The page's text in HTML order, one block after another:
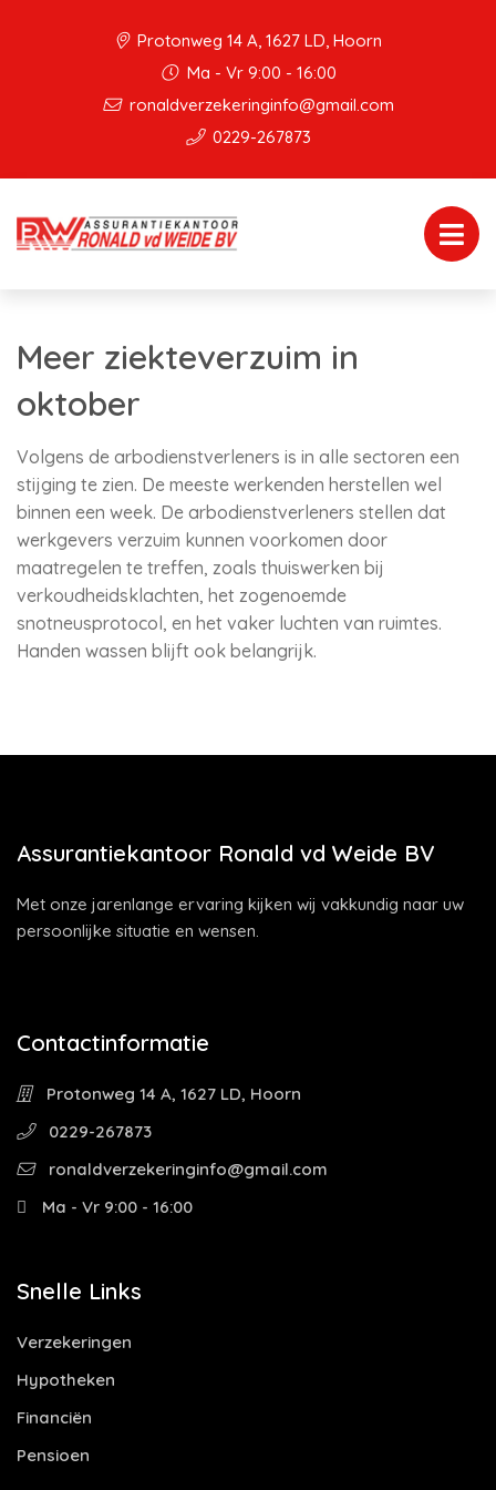
Protonweg 14 A, 1627 LD, Hoorn
Ma - Vr 9:00 - 16:00
ronaldverzekeringinfo@gmail.com
0229-267873
Meer ziekteverzuim in
oktober
Volgens de arbodienstverleners is in alle sectoren een
stijging te zien. De meeste werkenden herstellen wel
binnen een week. De arbodienstverleners stellen dat
werkgevers verzuim kunnen voorkomen door
maatregelen te treffen, zoals thuiswerken bij
verkoudheidsklachten, het zogenoemde
snotneusprotocol, en het vaker luchten van ruimtes.
Handen wassen blijft ook belangrijk.
Assurantiekantoor Ronald vd Weide BV
Met onze jarenlange ervaring kijken wij vakkundig naar uw
persoonlijke situatie en wensen.
Contactinformatie
Protonweg 14 A, 1627 LD, Hoorn
0229-267873
ronaldverzekeringinfo@gmail.com
Ma - Vr 9:00 - 16:00
Snelle Links
Verzekeringen
Hypotheken
Financiën
Pensioen